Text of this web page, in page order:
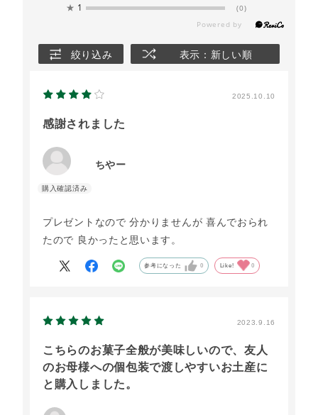
★ 1 (0)
絞り込み 表示：新しい順
2025.10.10
感謝されました
ちやー
プレゼントなので 分かりませんが 喜んでおられ
たので 良かったと思います。
参考になった 0 Like! 0
2023.9.16
こちらのお菓子全般が美味しいので、友人
のお母様への個包装で渡しやすいお土産に
と購入しました。